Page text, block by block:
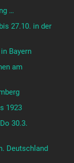
…
27.10. in der
Bayern
am
1923
30.3.
Deutschland